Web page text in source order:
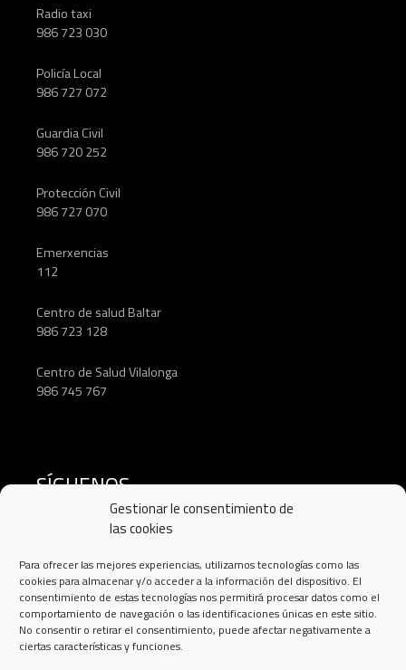
Gestionar le consentimiento de
las cookies
Para ofrecer las mejores experiencias, utilizamos tecnologías como las
cookies para almacenar y/o acceder a la información del dispositivo. El
consentimiento de estas tecnologías nos permitirá procesar datos como el
comportamiento de navegación o las identificaciones únicas en este sitio.
No consentir o retirar el consentimiento, puede afectar negativamente a
ciertas características y funciones.
Radio taxi
986 723 030
Policía Local
986 727 072
Guardia Civil
986 720 252
Protección Civil
986 727 070
Emerxencias
112
Centro de salud Baltar
986 723 128
Centro de Salud Vilalonga
986 745 767
SÍGUENOS